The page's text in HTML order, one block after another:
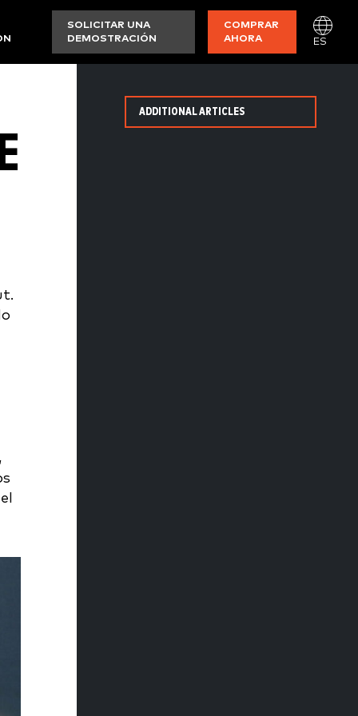
SOLICITAR UNA
DEMOSTRACIÓN
COMPRAR
AHORA
ES
ADDITIONAL ARTICLES